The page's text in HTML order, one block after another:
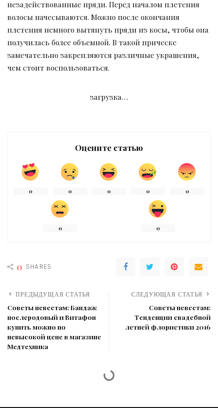
незадействованные пряди. Перед началом плетения
волосы начесываются. Можно после окончания
плетения немного вытянуть пряди из косы, чтобы она
получилась более объемной. В такой прическе
замечательно закрепляются различные украшения,
чем стоит воспользоваться.
загрузка…
Оцените статью
0 0 0 0 0
0 0
0 SHARES
ПРЕДЫДУЩАЯ СТАТЬЯ
Советы невестам: Бандаж
послеродовый и Витафон
купить можно по
невысокой цене в магазине
Медтехника
СЛЕДУЮЩАЯ СТАТЬЯ
Советы невестам:
Тенденции свадебной
летней флористики 2016